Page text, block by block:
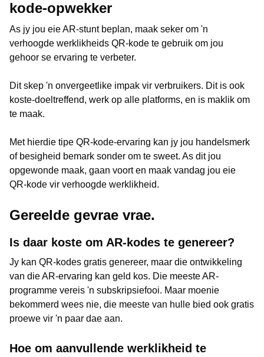
kode-opwekker
As jy jou eie AR-stunt beplan, maak seker om 'n
verhoogde werklikheids QR-kode te gebruik om jou
gehoor se ervaring te verbeter.
Dit skep 'n onvergeetlike impak vir verbruikers. Dit is ook
koste-doeltreffend, werk op alle platforms, en is maklik om
te maak.
Met hierdie tipe QR-kode-ervaring kan jy jou handelsmerk
of besigheid bemark sonder om te sweet. As dit jou
opgewonde maak, gaan voort en maak vandag jou eie
QR-kode vir verhoogde werklikheid.
Gereelde gevrae vrae.
Is daar koste om AR-kodes te genereer?
Jy kan QR-kodes gratis genereer, maar die ontwikkeling
van die AR-ervaring kan geld kos. Die meeste AR-
programme vereis 'n subskripsiefooi. Maar moenie
bekommerd wees nie, die meeste van hulle bied ook gratis
proewe vir 'n paar dae aan.
Hoe om aanvullende werklikheid te